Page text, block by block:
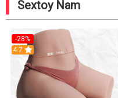
Sextoy Nam
-28%
4.7